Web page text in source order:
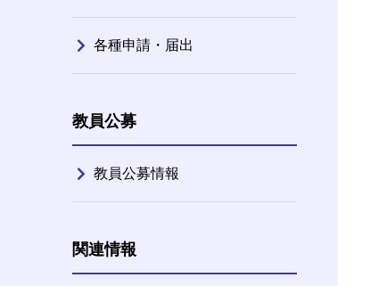
各種申請・届出
教員公募
教員公募情報
関連情報